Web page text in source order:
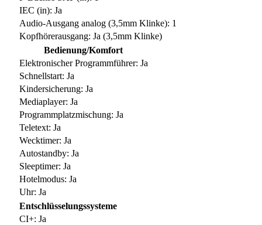
IEC (in): Ja
Audio-Ausgang analog (3,5mm Klinke): 1
Kopfhörerausgang: Ja (3,5mm Klinke)
Bedienung/Komfort
Elektronischer Programmführer: Ja
Schnellstart: Ja
Kindersicherung: Ja
Mediaplayer: Ja
Programmplatzmischung: Ja
Teletext: Ja
Wecktimer: Ja
Autostandby: Ja
Sleeptimer: Ja
Hotelmodus: Ja
Uhr: Ja
Entschlüsselungssysteme
CI+: Ja